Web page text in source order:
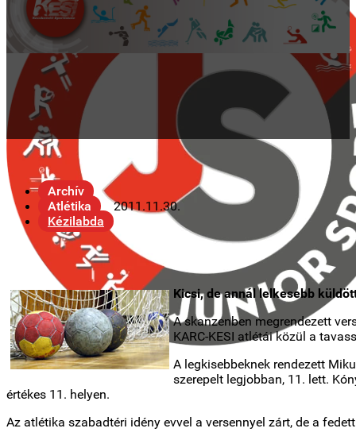
Archív
Atlétika
Kézilabda
2011.11.30.
Kicsi, de annál lelkesebb
A skanzenben megrendezett
KARC-KESI atlétái közül a
A legkisebbeknek rendezett
szerepelt legjobban, 11. lett.
értékes 11. helyen.
Az atlétika szabadtéri idény evvel a versennyel zárt, de a